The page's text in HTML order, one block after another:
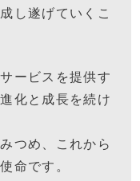
し遂げていくこ
ービスを提供す
化と成長を続け
つめ、これから
命です。